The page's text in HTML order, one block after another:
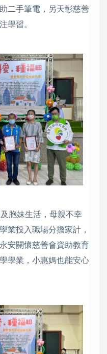
二手筆電，另天彰慈善
學習。
胞妹生活，母親不幸
業投入職場分擔家計，
安關懷慈善會資助教育
學業，小惠媽也能安心